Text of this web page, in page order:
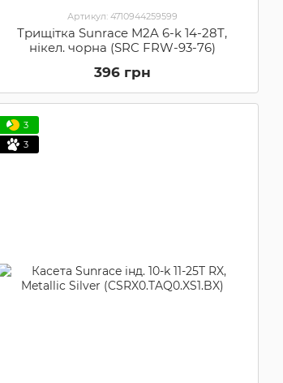
Артикул: 4710944259599
Трищітка Sunrace M2A 6-k 14-28T,
нікел. чорна (SRC FRW-93-76)
396 грн
3
3